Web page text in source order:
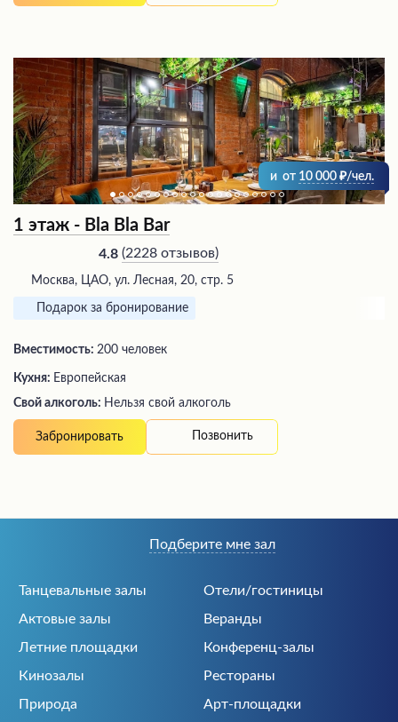
и от 10 000 /чел.
1 этаж - Bla Bla Bar
4.8 (2228 отзывов)
Москва, ЦАО, ул. Лесная, 20, стр. 5
Подарок за бронирование
Вместимость: 200 человек
Кухня: Европейская
Свой алкоголь: Нельзя свой алкоголь
Забронировать Позвонить
Танцевальные залы
Отели/гостиницы
Актовые залы
Веранды
Летние площадки
Конференц-залы
Кинозалы
Рестораны
Природа
Арт-площадки
Подберите мне зал